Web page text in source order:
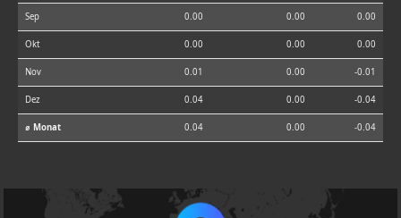
Sep 0.00 0.00 0.00
Okt 0.00 0.00 0.00
Nov 0.01 0.00 -0.01
Dez 0.04 0.00 -0.04
⌀ Monat 0.04 0.00 -0.04